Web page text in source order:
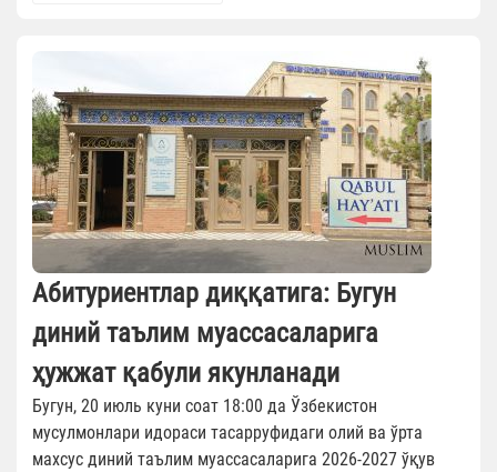
Абитуриентлар диққатига: Бугун
диний таълим муассасаларига
ҳужжат қабули якунланади
Бугун, 20 июль куни соат 18:00 да Ўзбекистон
мусулмонлари идораси тасарруфидаги олий ва ўрта
махсус диний таълим муассасаларига 2026-2027 ўқув